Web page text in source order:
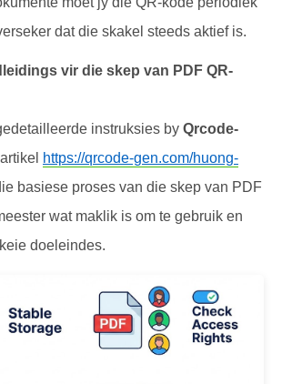
dat die skakel steeds aktief is.
vir die skep van PDF QR-
instruksies by Qrcode-
https://qrcode-gen.com/huong-
basiese proses van die skep van PDF
wat maklik is om te gebruik en
doeleindes.